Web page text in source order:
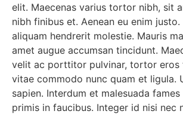
elit. Maecenas varius tortor nibh, sit
nibh finibus et. Aenean eu enim justo.
aliquam hendrerit molestie. Mauris
amet augue accumsan tincidunt.
velit ac porttitor pulvinar, tortor eros
vitae commodo nunc quam et ligula.
sapien. Interdum et malesuada
primis in faucibus. Integer id nisi nec